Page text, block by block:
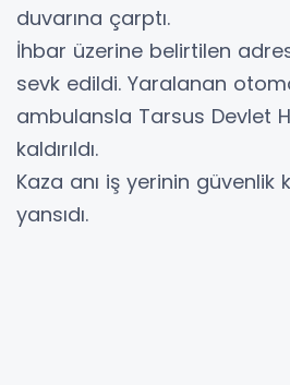
duvarına çarptı.
İhbar üzerine belirtilen
sevk edildi. Yaralanan
ambulansla Tarsus Devlet
kaldırıldı.
Kaza anı iş yerinin güvenlik
yansıdı.